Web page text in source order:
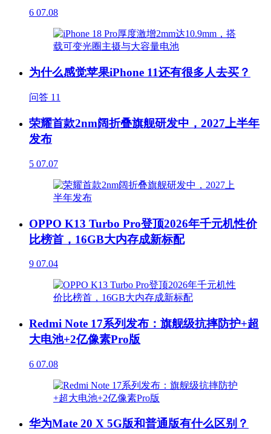
6 07.08
为什么感觉苹果iPhone 11还有很多人去买？
问答 11
荣耀首款2nm阔折叠旗舰研发中，2027上半年
发布
5 07.07
OPPO K13 Turbo Pro登顶2026年千元机性价
比榜首，16GB大内存成新标配
9 07.04
Redmi Note 17系列发布：旗舰级抗摔防护+超
大电池+2亿像素Pro版
6 07.08
华为Mate 20 X 5G版和普通版有什么区别？